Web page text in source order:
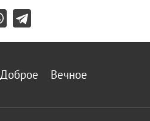
Доброе Вечное